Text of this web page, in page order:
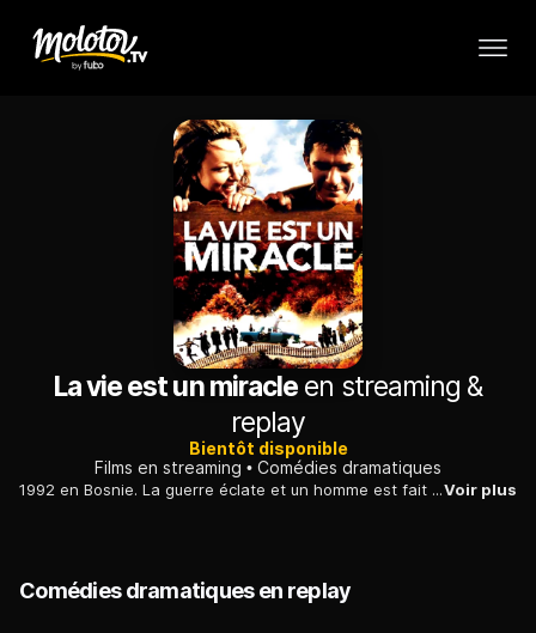
La vie est un miracle en streaming &
replay
Bientôt disponible
Films en streaming
Comédies dramatiques
1992 en Bosnie. La guerre éclate et un homme est fait prisonnier. Pour le faire sortir, son père doit livrer une jeune femme dont il tombe amoureux.Voir plus
Comédies dramatiques en replay